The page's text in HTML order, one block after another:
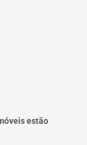
estão